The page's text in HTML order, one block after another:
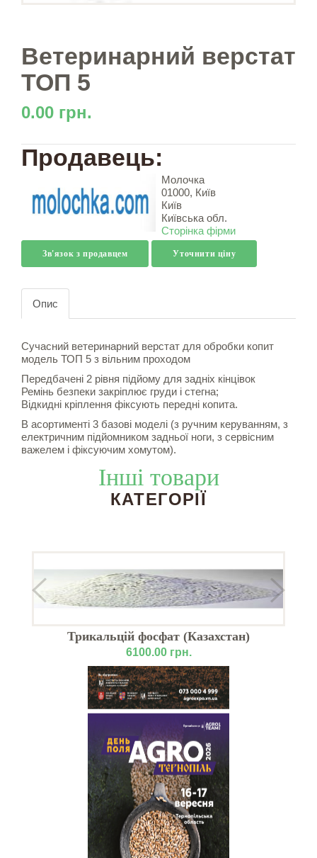
Ветеринарний верстат
ТОП 5
0.00 грн.
Продавець:
Молочка
01000, Київ
Київ
Київська обл.
Сторінка фірми
Зв'язок з продавцем Уточнити ціну
Опис
Сучасний ветеринарний верстат для обробки копит
модель ТОП 5 з вільним проходом
Передбачені 2 рівня підйому для задніх кінцівок
Ремінь безпеки закріплює груди і стегна;
Відкидні кріплення фіксують передні копита.
В асортименті 3 базові моделі (з ручним керуванням, з
електричним підйомником задньої ноги, з сервісним
важелем і фіксуючим хомутом).
Інші товари
КАТЕГОРІЇ
Трикальцій фосфат (Казахстан)
6100.00 грн.